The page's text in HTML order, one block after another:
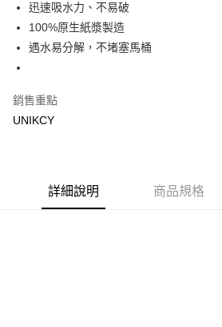
街口支付
悠遊付
Google Pay
迅速吸水力、不易破
100%原生紙漿製造
遇水易分解，不堵塞馬桶
銷售重點
UNIKCY
詳細說明 商品規格